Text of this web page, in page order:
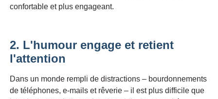
confortable et plus engageant.
2. L'humour engage et retient
l'attention
Dans un monde rempli de distractions – bourdonnements
de téléphones, e-mails et rêverie – il est plus difficile que